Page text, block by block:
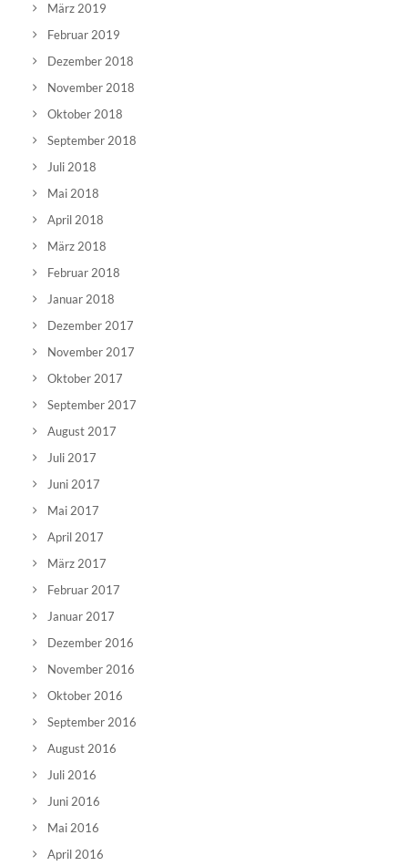
März 2019
Februar 2019
Dezember 2018
November 2018
Oktober 2018
September 2018
Juli 2018
Mai 2018
April 2018
März 2018
Februar 2018
Januar 2018
Dezember 2017
November 2017
Oktober 2017
September 2017
August 2017
Juli 2017
Juni 2017
Mai 2017
April 2017
März 2017
Februar 2017
Januar 2017
Dezember 2016
November 2016
Oktober 2016
September 2016
August 2016
Juli 2016
Juni 2016
Mai 2016
April 2016